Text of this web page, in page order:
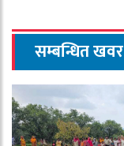
सम्बन्धित खवर